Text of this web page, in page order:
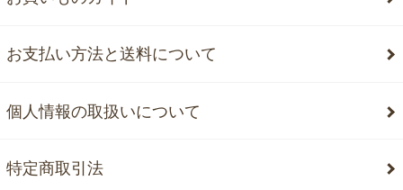
お支払い方法と送料について
個人情報の取扱いについて
特定商取引法